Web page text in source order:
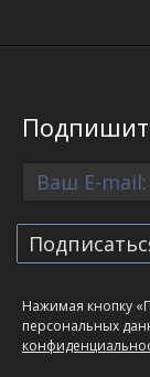
Нажимая кнопку
персональных